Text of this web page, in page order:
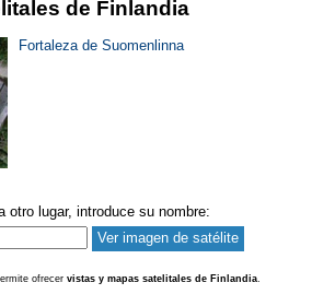
de Finlandia
Fortaleza de Suomenlinna
otro lugar, introduce su nombre:
ofrecer vistas y mapas satelitales de Finlandia.